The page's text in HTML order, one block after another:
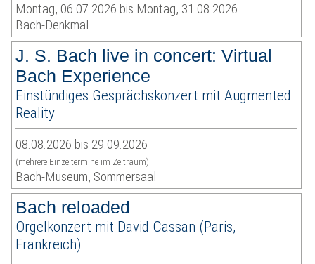
Montag, 06.07.2026 bis Montag, 31.08.2026
Bach-Denkmal
J. S. Bach live in concert: Virtual
Bach Experience
Einstündiges Gesprächskonzert mit Augmented
Reality
08.08.2026 bis 29.09.2026
(mehrere Einzeltermine im Zeitraum)
Bach-Museum, Sommersaal
Bach reloaded
Orgelkonzert mit David Cassan (Paris,
Frankreich)